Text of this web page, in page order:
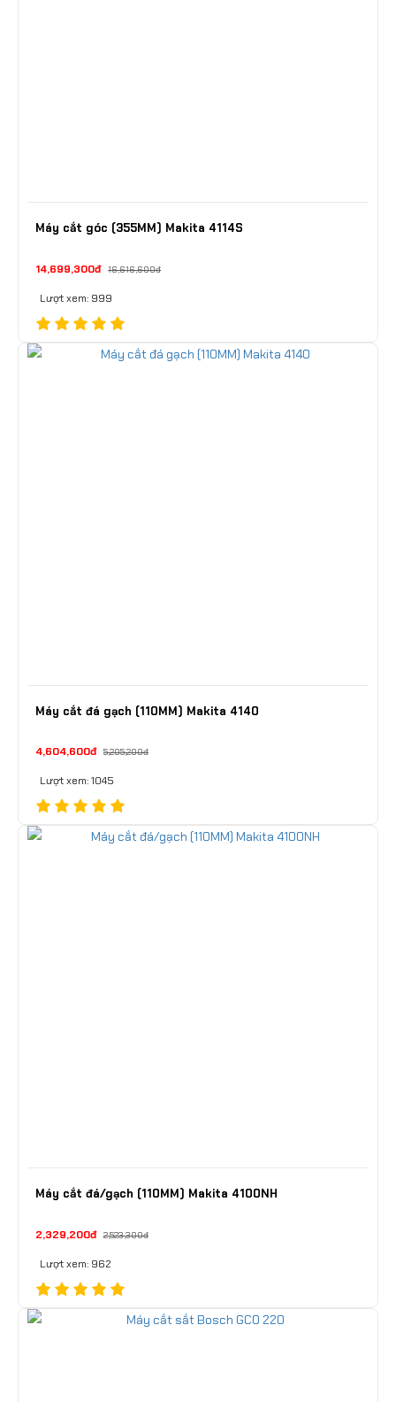
Máy cắt góc (355MM) Makita 4114S
14,699,300đ 16,616,600đ
Lượt xem: 999
Máy cắt đá gạch (110MM) Makita 4140
4,604,600đ 5,205,200đ
Lượt xem: 1045
Máy cắt đá/gạch (110MM) Makita 4100NH
2,329,200đ 2,523,300đ
Lượt xem: 962